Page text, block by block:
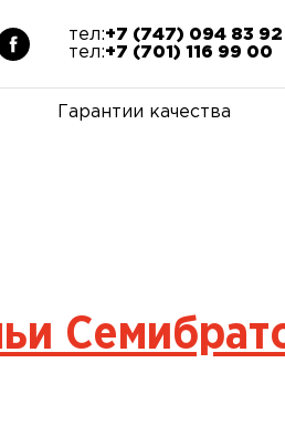
тел:+7 (747) 094 83 92
тел:+7 (701) 116 99 00
Гарантии качества